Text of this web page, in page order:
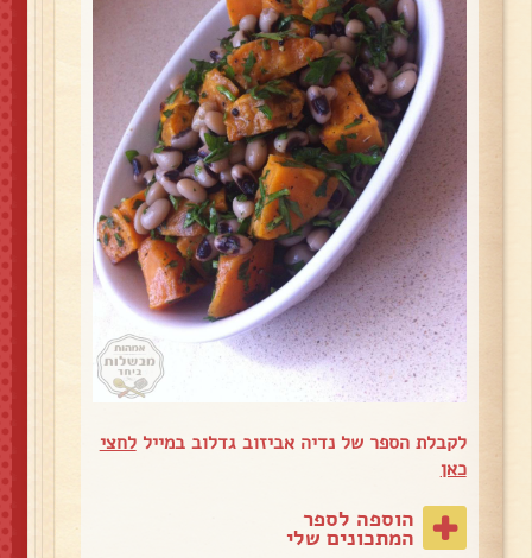
לקבלת הספר של נדיה אביזוב גדלוב במייללחצי
כאן
הוספה לספר
המתכונים שלי